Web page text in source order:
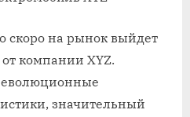
скоро на рынок выйдет
компании XYZ.
значительный